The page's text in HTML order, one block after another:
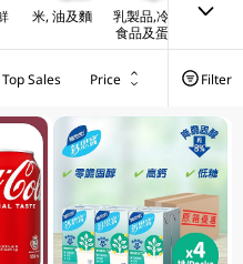
米, 油及麵
乳製品,冷凍
食品及蛋類
早餐
Top Sales Price Filter